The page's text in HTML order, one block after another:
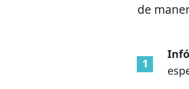
de